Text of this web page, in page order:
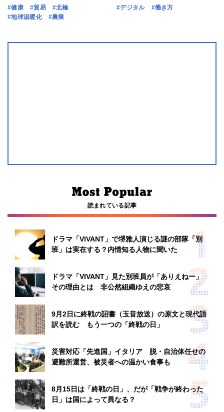
#健康 #貿易
#北極
#地球温暖化
#農業
#デジタル #働き方
読まれている記事
ドラマ「VIVANT」で堺雅人演じる謎の部隊「別
班」は実在する？内情知る人物に聞いた
ドラマ「VIVANT」見た別班員が「ありえねー」
その理由とは 非公然組織ゆえの悲哀
9月2日に終戦の詔書（玉音放送）の原文と現代語
訳を読む もう一つの「終戦の日」
災害対応「先進国」イタリア 脱・自治体任せの
避難所運営、被災者への温かい食事も
8月15日は「終戦の日」、だが「戦争が終わった
日」は国によって異なる？